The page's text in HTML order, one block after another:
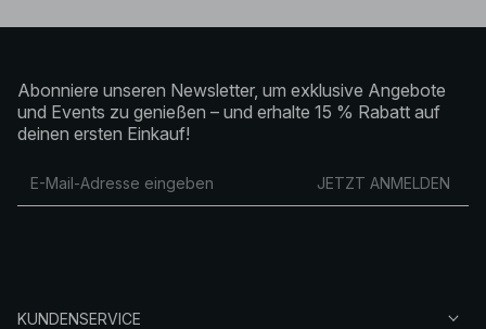
Abonniere unseren Newsletter, um exklusive Angebote
und Events zu genießen – und erhalte 15 % Rabatt auf
deinen ersten Einkauf!
JETZT ANMELDEN
KUNDENSERVICE